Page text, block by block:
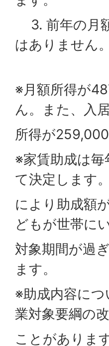
3. 前年の月
はありません。
※月額所得が
ん。また、入
所得が
※家賃助成は
て決定します
により助成額
どもが世帯に
対象期間が過
ます。
※助成内容に
業対象要綱の
ことがあります